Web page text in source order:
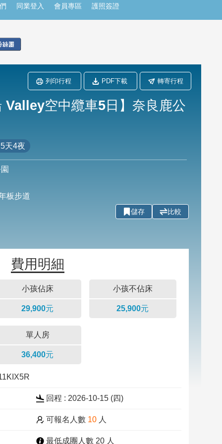
同業登入 會員專區 護照簽證
列印行程 PDF下載 轉寄行程
空中纜車5日】奈良鹿公
天4夜
板步道
儲存 比較
費用明細
小孩佔床 小孩不佔床
29,900元 25,900元
單人房
36,400元
回程 : 2026-10-15 (四)
可報名人數 10人
最低成團人數 20 人